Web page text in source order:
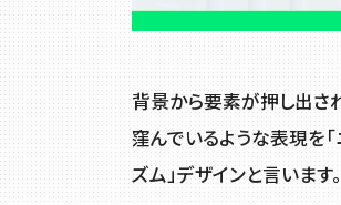
背景から要素が押し出さ
窪んでいるような表現を
ズム」デザインと言います。